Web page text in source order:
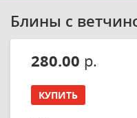
Блины с
280.00 р.
КУПИТЬ